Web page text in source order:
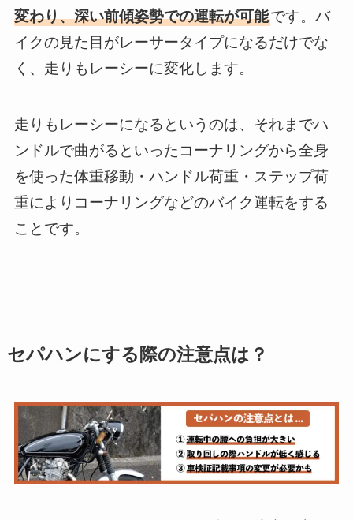
変わり、深い前傾姿勢での運転が可能です。バ
イクの見た目がレーサータイプになるだけでな
く、走りもレーシーに変化します。
走りもレーシーになるというのは、それまでハ
ンドルで曲がるといったコーナリングから全身
を使った体重移動・ハンドル荷重・ステップ荷
重によりコーナリングなどのバイク運転をする
ことです。
セパハンにする際の注意点は？